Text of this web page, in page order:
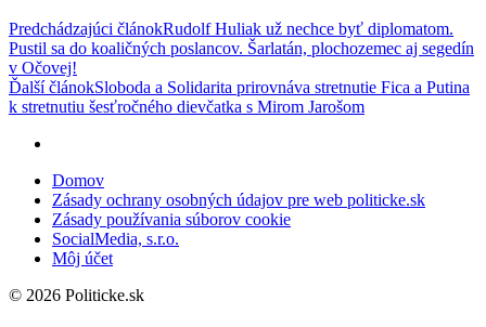
Navigácia
v
článku
Predchádzajúci článokRudolf Huliak už nechce byť diplomatom.
Pustil sa do koaličných poslancov. Šarlatán, plochozemec aj segedín
v Očovej!
Ďalší článokSloboda a Solidarita prirovnáva stretnutie Fica a Putina
k stretnutiu šesťročného dievčatka s Mirom Jarošom
Domov
Zásady ochrany osobných údajov pre web politicke.sk
Zásady používania súborov cookie
SocialMedia, s.r.o.
Môj účet
© 2026 Politicke.sk